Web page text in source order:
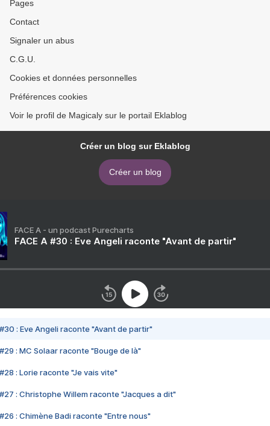
Pages
Contact
Signaler un abus
C.G.U.
Cookies et données personnelles
Préférences cookies
Voir le profil de Magicaly sur le portail Eklablog
Créer un blog sur Eklablog
Créer un blog
FACE A - un podcast Purecharts
FACE A #30 : Eve Angeli raconte "Avant de partir"
#30 : Eve Angeli raconte "Avant de partir"
#29 : MC Solaar raconte "Bouge de là"
#28 : Lorie raconte "Je vais vite"
#27 : Christophe Willem raconte "Jacques a dit"
#26 : Chimène Badi raconte "Entre nous"